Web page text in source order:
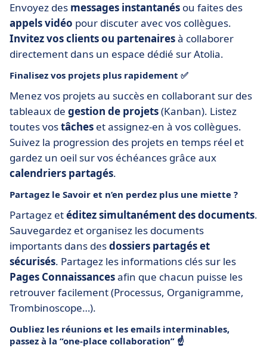
Envoyez des messages instantanés ou faites des
appels vidéo pour discuter avec vos collègues.
Invitez vos clients ou partenairesà collaborer
directement dans un espace dédié sur Atolia.
Finalisez vos projets plus rapidement ✅
Menez vos projets au succès en collaborant sur des
tableaux de gestion de projets(Kanban). Listez
toutes vostâches et assignez-en à vos collègues.
Suivez la progression des projets en temps réel et
gardez un oeil sur vos échéances grâce aux
calendriers partagés.
Partagez le Savoir et n’en perdez plus une miette ?
Partagez etéditez simultanément des documents.
Sauvegardez et organisez les documents
importants dans desdossiers partagés et
sécurisés. Partagez les informations clés sur les
Pages Connaissancesafin que chacun puisse les
retrouver facilement (Processus, Organigramme,
Trombinoscope…).
Oubliez les réunions et les emails interminables,
passez à la “one-place collaboration” ☝